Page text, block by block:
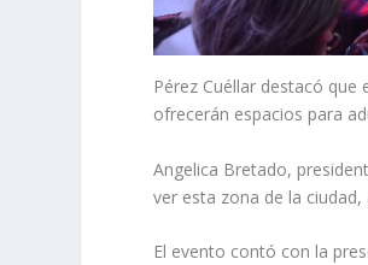
Pérez Cuéllar destacó
ofrecerán espacios para
Angelica Bretado,
ver esta zona de la
El evento contó con la